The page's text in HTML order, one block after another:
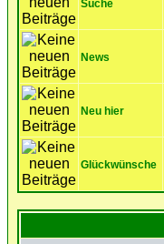
Suche
News
Neu hier
Glückwünsche